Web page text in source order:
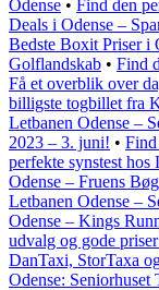
Odense • Find den
Deals i Odense –
Bedste Boxit Priser i
Golflandskab • Find
Få et overblik over
billigste togbillet fra
Letbanen Odense –
2023 – 3. juni! • Find
perfekte synstest
Odense – Fruens
Letbanen Odense –
Odense – Kings
udvalg og gode
DanTaxi, StorTaxa
Odense: Seniorhuset